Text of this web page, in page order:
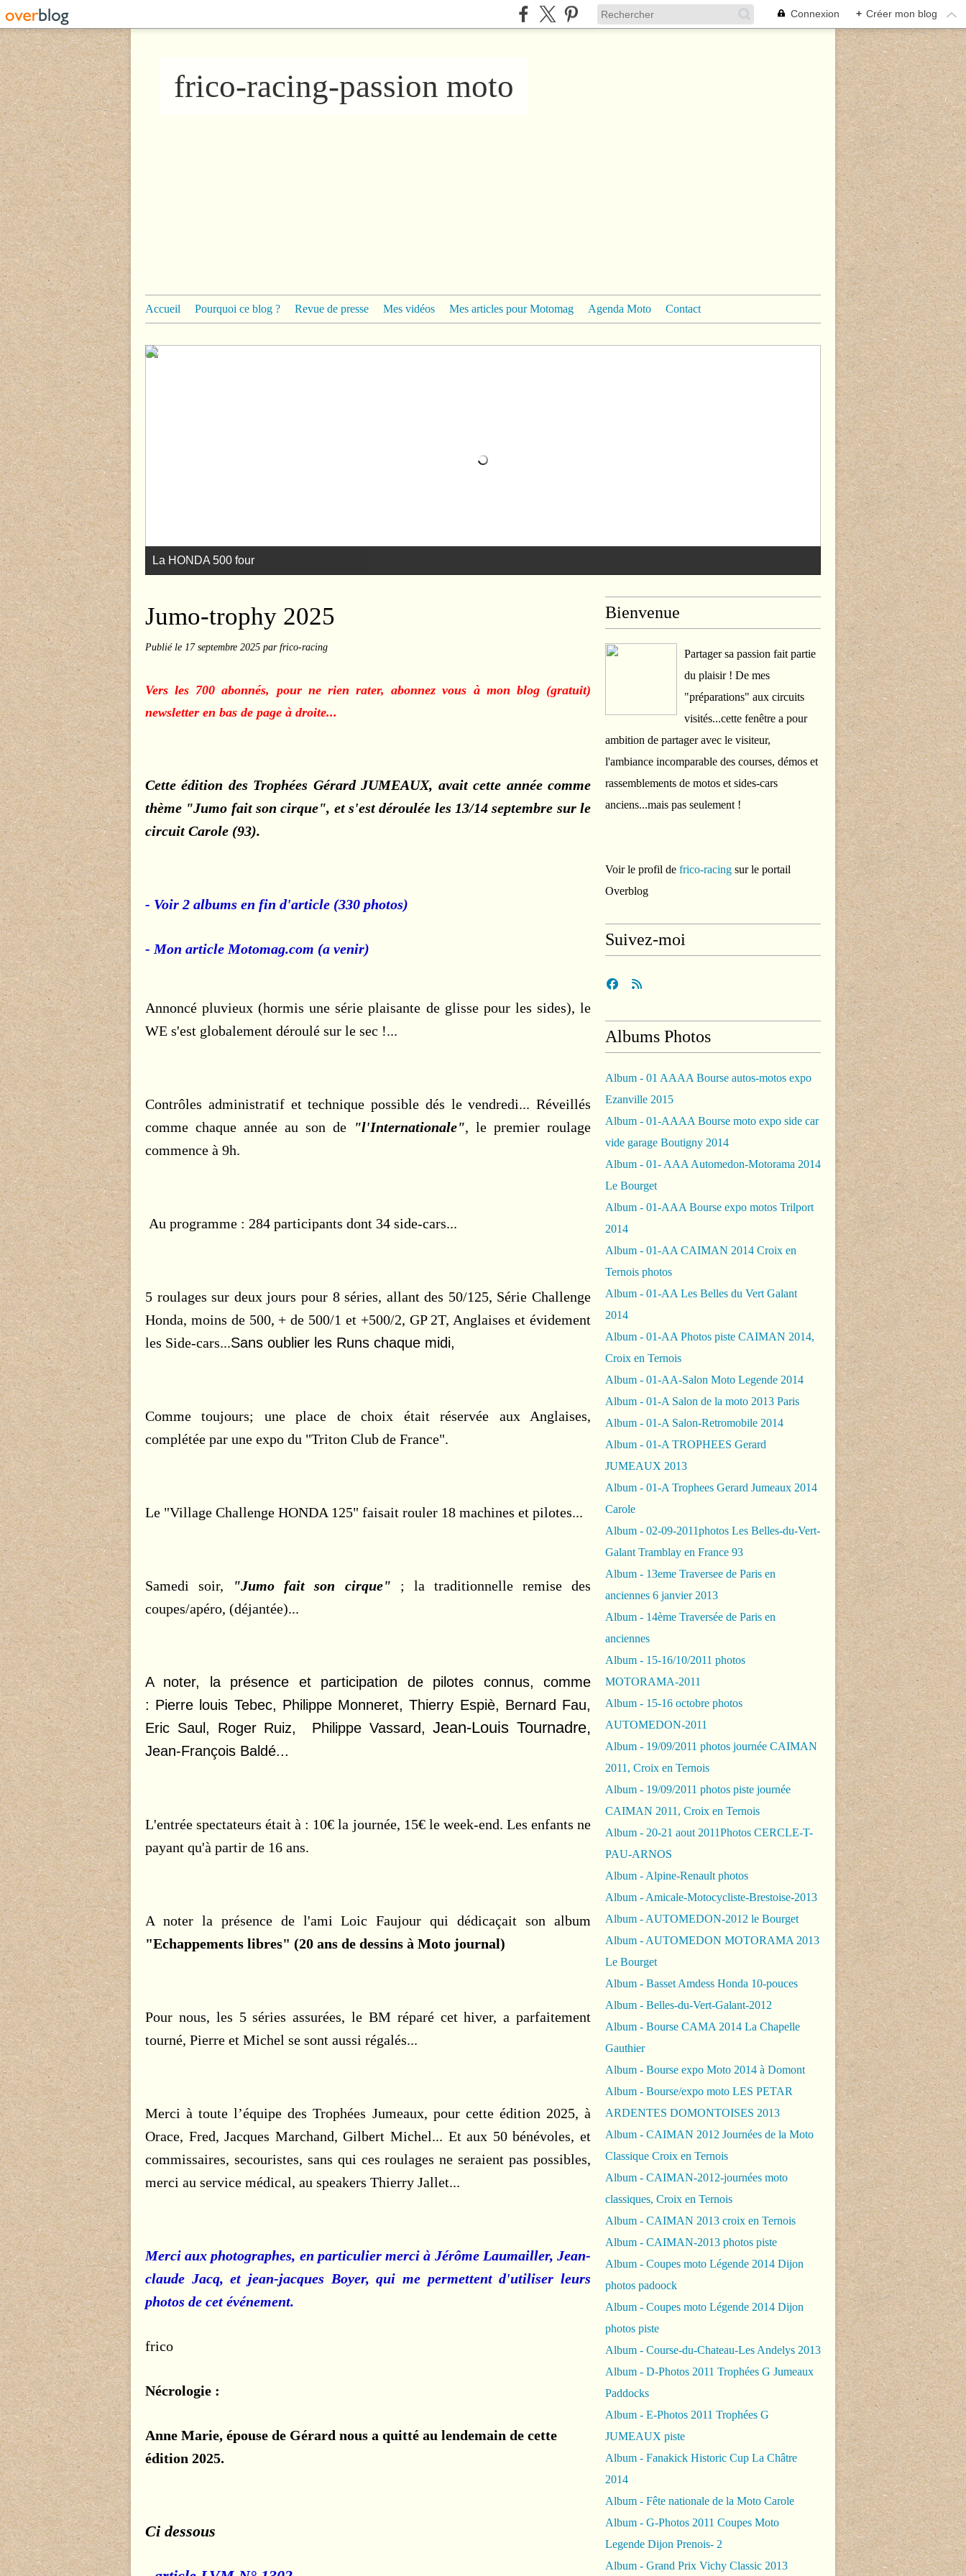
Connexion + Créer mon blog
frico-racing-passion moto
Accueil Pourquoi ce blog ? Revue de presse Mes vidéos Mes articles pour Motomag Agenda Moto Contact
La HONDA 500 four
Jumo-trophy 2025
Publié le 17 septembre 2025 par frico-racing
Vers les 700 abonnés, pour ne rien rater, abonnez vous à mon blog (gratuit)
newsletter en bas de page à droite...
Cette édition des Trophées Gérard JUMEAUX, avait cette année comme
thème "Jumo fait son cirque", et s'est déroulée les 13/14 septembre sur le
circuit Carole (93).
- Voir 2 albums en fin d'article (330 photos)
- Mon article Motomag.com (a venir)
Annoncé pluvieux (hormis une série plaisante de glisse pour les sides), le
WE s'est globalement déroulé sur le sec !...
Contrôles administratif et technique possible dés le vendredi... Réveillés
comme chaque année au son de "l'Internationale", le premier roulage
commence à 9h.
Au programme : 284 participants dont 34 side-cars...
5 roulages sur deux jours pour 8 séries, allant des 50/125, Série Challenge
Honda, moins de 500, + de 500/1 et +500/2, GP 2T, Anglaises et évidement
les Side-cars...Sans oublier les Runs chaque midi,
Comme toujours; une place de choix était réservée aux Anglaises,
complétée par une expo du "Triton Club de France".
Le "Village Challenge HONDA 125" faisait rouler 18 machines et pilotes...
Samedi soir, "Jumo fait son cirque"
; la traditionnelle remise des
coupes/apéro, (déjantée)...
A noter, la présence et participation de pilotes connus, comme
: Pierre louis Tebec, Philippe Monneret, Thierry Espiè, Bernard Fau,
Eric Saul, Roger Ruiz, Philippe Vassard, Jean-Louis Tournadre,
Jean-François Baldé...
L'entrée spectateurs était à : 10€ la journée, 15€ le week-end. Les enfants ne
payant qu'à partir de 16 ans.
A noter la présence de l'ami Loic Faujour qui dédicaçait son album
"Echappements libres" (20 ans de dessins à Moto journal)
Pour nous, les 5 séries assurées, le BM réparé cet hiver, a parfaitement
tourné, Pierre et Michel se sont aussi régalés...
Merci à toute l’équipe des Trophées Jumeaux, pour cette édition 2025, à
Orace, Fred, Jacques Marchand, Gilbert Michel... Et aux 50 bénévoles, et
commissaires, secouristes, sans qui ces roulages ne seraient pas possibles,
merci au service médical, au speakers Thierry Jallet...
Merci aux photographes, en particulier merci à Jérôme Laumailler, Jean-
claude Jacq, et jean-jacques Boyer, qui me permettent d'utiliser leurs
photos de cet événement.
frico
Nécrologie :
Anne Marie, épouse de Gérard nous a quitté au lendemain de cette
édition 2025.
Ci dessous
Bienvenue
Partager sa passion fait partie
du plaisir ! De mes
"préparations" aux circuits
visités...cette fenêtre a pour
ambition de partager avec le visiteur,
l'ambiance incomparable des courses, démos et
rassemblements de motos et sides-cars
anciens...mais pas seulement !
Voir le profil de frico-racing sur le portail
Overblog
Suivez-moi
Albums Photos
Album - 01 AAAA Bourse autos-motos expo
Ezanville 2015
Album - 01-AAAA Bourse moto expo side car
vide garage Boutigny 2014
Album - 01- AAA Automedon-Motorama 2014
Le Bourget
Album - 01-AAA Bourse expo motos Trilport
2014
Album - 01-AA CAIMAN 2014 Croix en
Ternois photos
Album - 01-AA Les Belles du Vert Galant
2014
Album - 01-AA Photos piste CAIMAN 2014,
Croix en Ternois
Album - 01-AA-Salon Moto Legende 2014
Album - 01-A Salon de la moto 2013 Paris
Album - 01-A Salon-Retromobile 2014
Album - 01-A TROPHEES Gerard
JUMEAUX 2013
Album - 01-A Trophees Gerard Jumeaux 2014
Carole
Album - 02-09-2011photos Les Belles-du-Vert-
Galant Tramblay en France 93
Album - 13eme Traversee de Paris en
anciennes 6 janvier 2013
Album - 14ème Traversée de Paris en
anciennes
Album - 15-16/10/2011 photos
MOTORAMA-2011
Album - 15-16 octobre photos
AUTOMEDON-2011
Album - 19/09/2011 photos journée CAIMAN
2011, Croix en Ternois
Album - 19/09/2011 photos piste journée
CAIMAN 2011, Croix en Ternois
Album - 20-21 aout 2011Photos CERCLE-T-
PAU-ARNOS
Album - Alpine-Renault photos
Album - Amicale-Motocycliste-Brestoise-2013
Album - AUTOMEDON-2012 le Bourget
Album - AUTOMEDON MOTORAMA 2013
Le Bourget
Album - Basset Amdess Honda 10-pouces
Album - Belles-du-Vert-Galant-2012
Album - Bourse CAMA 2014 La Chapelle
Gauthier
Album - Bourse expo Moto 2014 à Domont
Album - Bourse/expo moto LES PETAR
ARDENTES DOMONTOISES 2013
Album - CAIMAN 2012 Journées de la Moto
Classique Croix en Ternois
Album - CAIMAN-2012-journées moto
classiques, Croix en Ternois
Album - CAIMAN 2013 croix en Ternois
Album - CAIMAN-2013 photos piste
Album - Coupes moto Légende 2014 Dijon
photos padoock
Album - Coupes moto Légende 2014 Dijon
photos piste
Album - Course-du-Chateau-Les Andelys 2013
Album - D-Photos 2011 Trophées G Jumeaux
Paddocks
Album - E-Photos 2011 Trophées G
JUMEAUX piste
Album - Fanakick Historic Cup La Châtre
2014
Album - Fête nationale de la Moto Carole
Album - G-Photos 2011 Coupes Moto
Legende Dijon Prenois- 2
Album - Grand Prix Vichy Classic 2013